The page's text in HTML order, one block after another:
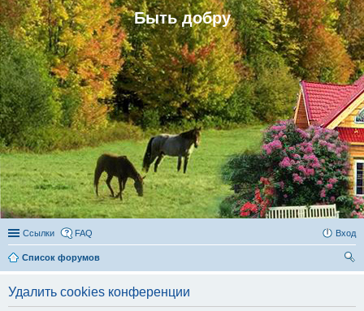
Быть добру
Ссылки FAQ Вход
Список форумов
Удалить cookies конференции